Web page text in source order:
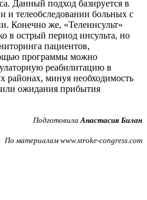
Данный подход базиру­ется в
и телеобследовании больных с
Конечно же, «Телеинсульт»
в острый период инсульта, но
пациентов,
про­граммы можно
реабилитацию в
районах, минуя необходимость
ожидания прибытия
ПодготовилаАнастасия Билан
По материалам www.stroke-congress.com